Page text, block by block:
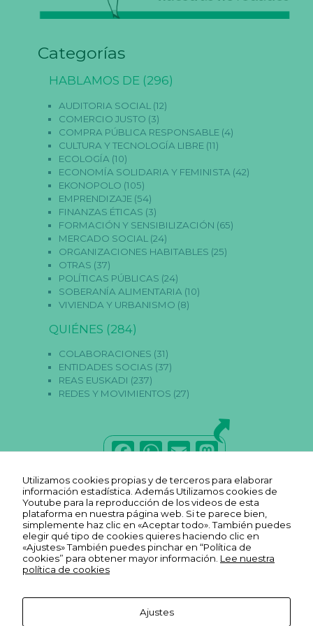
Categorías
HABLAMOS DE (296)
AUDITORIA SOCIAL (12)
COMERCIO JUSTO (3)
COMPRA PÚBLICA RESPONSABLE(4)
CULTURA Y TECNOLOGÍA LIBRE(11)
ECOLOGÍA (10)
ECONOMÍA SOLIDARIA Y FEMINISTA (42)
EKONOPOLO (105)
EMPRENDIZAJE(54)
FINANZAS ÉTICAS (3)
FORMACIÓN Y SENSIBILIZACIÓN (65)
MERCADO SOCIAL (24)
ORGANIZACIONES HABITABLES (25)
OTRAS (37)
POLÍTICAS PÚBLICAS (24)
SOBERANÍA ALIMENTARIA (10)
VIVIENDA Y URBANISMO (8)
QUIÉNES (284)
COLABORACIONES (31)
ENTIDADES SOCIAS (37)
REAS EUSKADI (237)
REDES Y MOVIMIENTOS (27)
F
a
c
e
b
o
k
W
h
a
ts
A
p
E
m
ai
l
M
a
st
o
d
o
Utilizamos cookies propias y de terceros para elaborar
información estadística. Además Utilizamos cookies de
Youtube para la reproducción de los videos de esta
plataforma en nuestra página web. Si te parece bien,
simplemente haz clic en «Aceptar todo». También puedes
elegir qué tipo de cookies quieres haciendo clic en
«Ajustes» También puedes pinchar en “Política de
cookies” para obtener mayor información. Lee nuestra
política de cookies
Ajustes
ri
a
n
ci
n
b.
a
dí
q
o
d
os
m
ej
or
ar
la
fu
n
n